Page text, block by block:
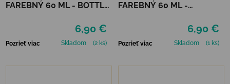
FAREBNÝ 60 ML - BOTTLE
6,90 €
Pozrieť viac Skladom (2 ks)
FAREBNÝ 60 ML -
6,90 €
Pozrieť viac Skladom (1 ks)